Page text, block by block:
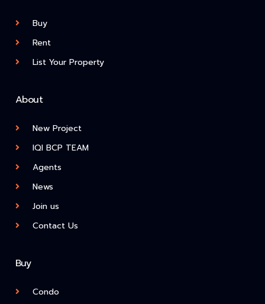
Buy
Rent
List Your Property
About
New Project
IQI BCP TEAM
Agents
News
Join us
Contact Us
Buy
Condo